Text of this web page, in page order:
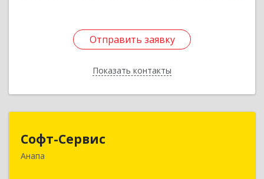
Отправить заявку
Показать контакты
Отправить заявку
Назад
Софт-Сервис
Анапа353440, Краснодарский край, Анапский р-н,